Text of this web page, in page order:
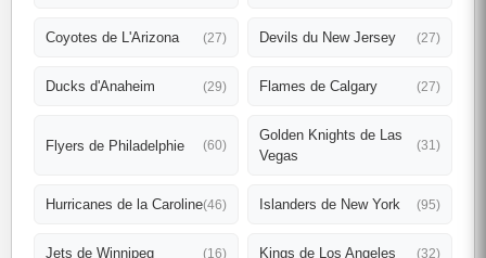
Coyotes de L'Arizona (27) Devils du New Jersey (27)
Ducks d'Anaheim (29) Flames de Calgary (27)
Flyers de Philadelphie (60)
Golden Knights de Las
Vegas
(31)
Hurricanes de la Caroline(46) Islanders de New York (95)
Jets de Winnipeg (16) Kings de Los Angeles (32)